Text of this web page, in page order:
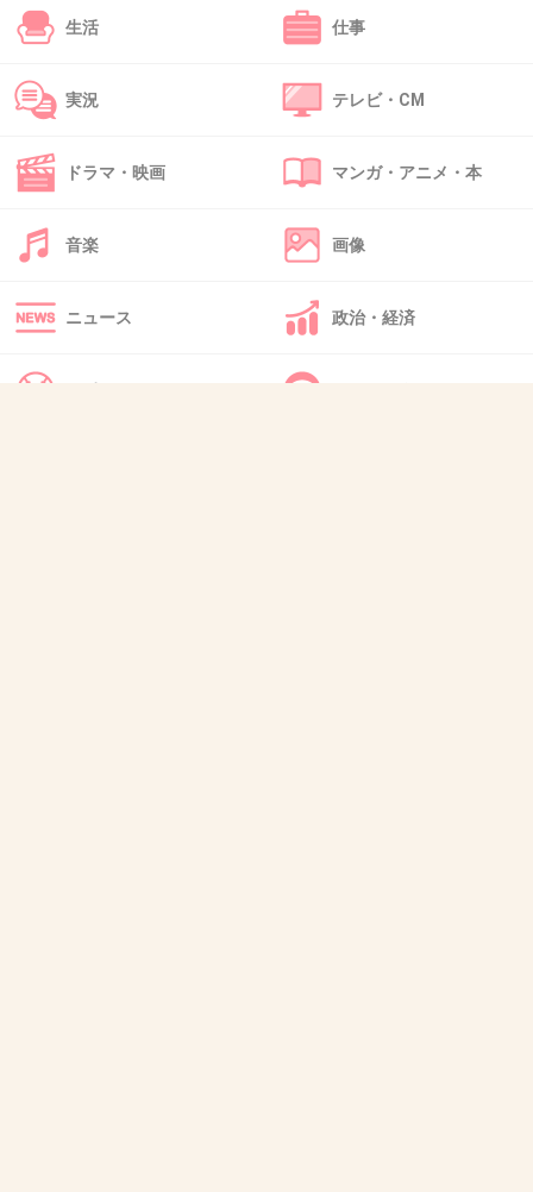
活動や、自然エネルギーに関する最新情報を発信してゆきます。
39. 匿名
東電だけの責任ではなく、その時首相だった、菅直人はもっと責任をとわれて
なぜか反原発を訴えて被害者ヅラしてるのがイタイ。
n-kan.jp
活動や、自然エネルギーに関する最新情報を発信してゆきます。
生活 仕事
実況 テレビ・CM
ドラマ・映画 マンガ・アニメ・本
音楽 画像
ニュース 政治・経済